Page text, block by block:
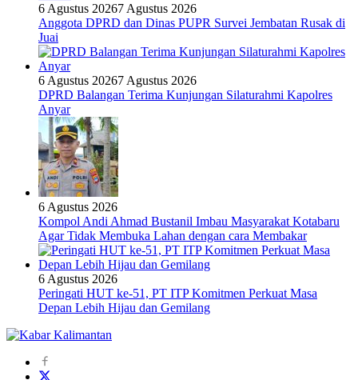
6 Agustus 20267 Agustus 2026
Anggota DPRD dan Dinas PUPR Survei Jembatan Rusak di
Juai
6 Agustus 20267 Agustus 2026
DPRD Balangan Terima Kunjungan Silaturahmi Kapolres
Anyar
6 Agustus 2026
Kompol Andi Ahmad Bustanil Imbau Masyarakat Kotabaru
Agar Tidak Membuka Lahan dengan cara Membakar
6 Agustus 2026
Peringati HUT ke-51, PT ITP Komitmen Perkuat Masa
Depan Lebih Hijau dan Gemilang